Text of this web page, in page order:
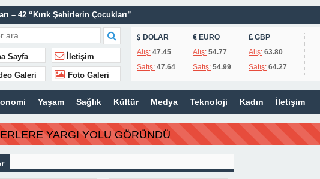
– 42 “Kırık Şehirlerin Çocukları”
SONU !
SÜRDÜRÜYOR
HATIRALARI OYUNCAK MÜZESİNDE HAYAT BULACAK
MECLİSİNDE YEREL İŞLETMELERE ANLAMLI DESTEK
Sayfa İletişim
Galeri Foto Galeri
DOLAR
Alış: 47.45
Satış: 47.64
EURO
Alış:54.77
Satış:54.99
GBP
Alış:63.80
Satış:64.27
Yaşam Sağlık Kültür Medya Teknoloji Kadın İletişim
YARGI YOLU GÖRÜNDÜ